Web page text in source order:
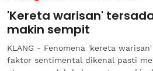
'Kereta warisan'
makin sempit
KLANG - Fenomena 'kereta
faktor sentimental dikenal pasti